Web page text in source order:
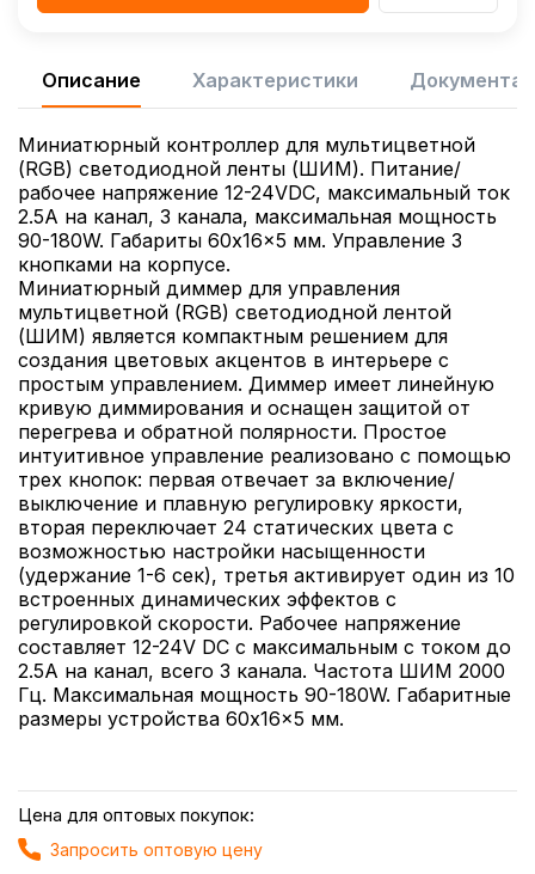
Описание Характеристики
Миниатюрный контроллер для мультицветной
(RGB) светодиодной ленты (ШИМ). Питание/
рабочее напряжение 12-24VDC, максимальный ток
2.5A на канал, 3 канала, максимальная мощность
90-180W. Габариты 60x16x5 мм. Управление 3
кнопками на корпусе.
Миниатюрный диммер для управления
мультицветной (RGB) светодиодной лентой
(ШИМ) является компактным решением для
создания цветовых акцентов в интерьере с
простым управлением. Диммер имеет линейную
кривую диммирования и оснащен защитой от
перегрева и обратной полярности. Простое
интуитивное управление реализовано с помощью
трех кнопок: первая отвечает за включение/
выключение и плавную регулировку яркости,
вторая переключает 24 статических цвета с
возможностью настройки насыщенности
(удержание 1-6 сек), третья активирует один из 10
встроенных динамических эффектов с
регулировкой скорости. Рабочее напряжение
составляет 12-24V DC с максимальным с током до
2.5А на канал, всего 3 канала. Частота ШИМ 2000
Гц. Максимальная мощность 90-180W. Габаритные
размеры устройства 60x16x5 мм.
Цена для оптовых покупок:
Запросить оптовую цену